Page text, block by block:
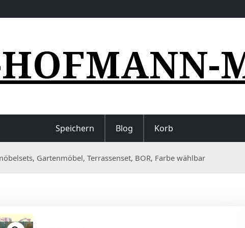
Speichern Blog Korb
Gartenmöbel, Terrassenset, BOR, Farbe wählbar